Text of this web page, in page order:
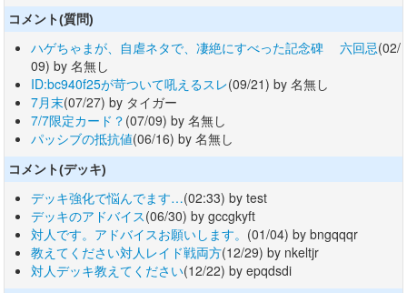
コメント(質問)
ハゲちゃまが、自虐ネタで、凄絶にすべった記念碑 六回忌(02/
09) by 名無し
ID:bc940f25が苛ついて吼えるスレ(09/21) by 名無し
7月末(07/27) by タイガー
7/7限定カード？ (07/09) by 名無し
パッシブの抵抗値(06/16) by 名無し
コメント(デッキ)
デッキ強化で悩んでます…(02:33) by test
デッキのアドバイス(06/30) by gccgkyft
対人です。アドバイスお願いします。 (01/04) by bngqqqr
教えてください対人レイド戦両方(12/29) by nkeltjr
対人デッキ教えてください(12/22) by epqdsdi